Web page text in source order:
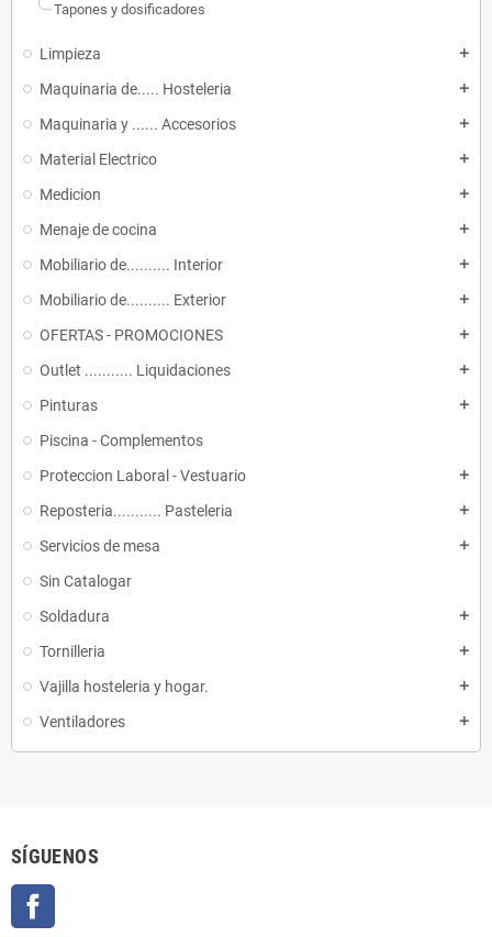
Tapones y dosificadores
Limpieza add
Maquinaria de..... Hosteleria add
Maquinaria y ...... Accesorios add
Material Electrico add
Medicion add
Menaje de cocina add
Mobiliario de.......... Interior add
Mobiliario de.......... Exterior add
OFERTAS - PROMOCIONES add
Outlet ........... Liquidaciones add
Pinturas add
Piscina - Complementos
Proteccion Laboral - Vestuario
add
Reposteria........... Pasteleria add
Servicios de mesa add
Sin Catalogar
Soldadura
add
Tornilleria add
Vajilla hosteleria y hogar. add
Ventiladores add
SÍGUENOS